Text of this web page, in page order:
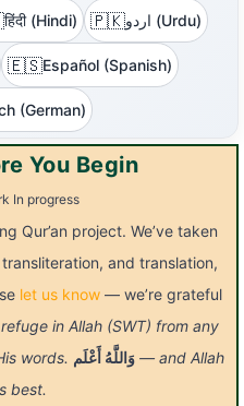
हिंदी (Hindi) 🇵🇰 اردو (Urdu)
🇪🇸Español (Spanish)
(German)
You Begin
In progress
Qur’an project. We’ve taken
and translation,
let us know— we’re grateful
in Allah (SWT) from any
words.
وَاللَّهُ أَعْلَم
— and Allah
best.